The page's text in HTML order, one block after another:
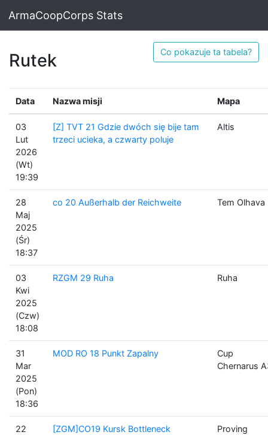
ArmaCoopCorps Stats
Rutek Co pokazuje ta tabela?
Data Nazwa misji Mapa
03
Lut
2026
(Wt)
19:39
[Z] TVT 21 Gdzie dwóch się bije tam
trzeci ucieka, a czwarty poluje
Altis
28
Maj
2025
(Śr)
18:37
co 20 Außerhalb der Reichweite Tem Olhava
03
Kwi
2025
(Czw)
18:08
RZGM 29 Ruha Ruha
31
Mar
2025
(Pon)
18:36
MOD RO 18 Punkt Zapalny
Cup
Chernarus
22
[ZGM]CO19 Kursk Bottleneck
Proving